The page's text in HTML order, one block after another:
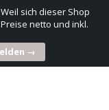
sich dieser Shop
netto und inkl.
→